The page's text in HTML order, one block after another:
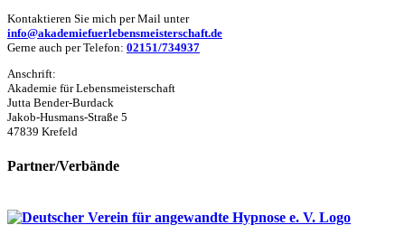
Kontaktieren Sie mich per Mail unter
info@akademiefuerlebensmeisterschaft.de
Gerne auch per Telefon: 02151/734937
Anschrift:
Akademie für Lebensmeisterschaft
Jutta Bender-Burdack
Jakob-Husmans-Straße 5
47839 Krefeld
Partner/Verbände